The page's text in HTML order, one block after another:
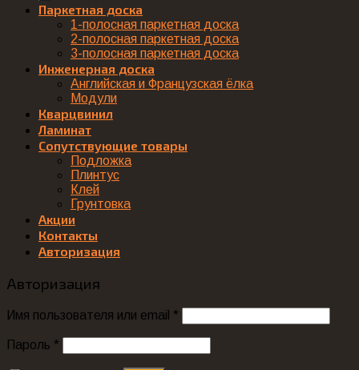
Паркетная доска
1-полосная паркетная доска
2-полосная паркетная доска
3-полосная паркетная доска
Инженерная доска
Английская и Французская ёлка
Модули
Кварцвинил
Ламинат
Сопутствующие товары
Подложка
Плинтус
Клей
Грунтовка
Акции
Контакты
Авторизация
Авторизация
Имя пользователя или email *
Пароль *